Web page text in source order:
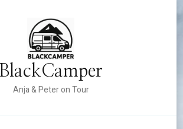
BlackCamper
Anja & Peter on Tour